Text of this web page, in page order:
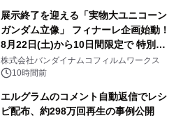
展示終了を迎える「実物大ユニコーン
ガンダム立像」 フィナーレ企画始動！
8月22日(土)から10日間限定で 特別映
像『UNICORN GUNDAM Statue ―
BEYOND POSSIBILITY ―』を上映！
株式会社バンダイナムコフィルムワークス
10時間前
エルグラムのコメント自動返信でレシ
ピ配布、約298万回再生の事例公開